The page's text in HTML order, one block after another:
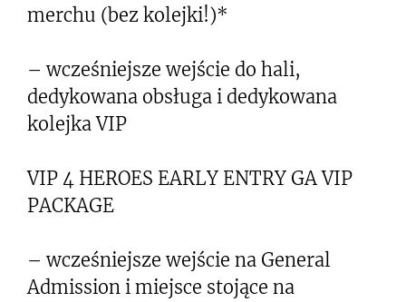
merchu (bez kolejki!)*
– wcześniejsze wejście do hali,
dedykowana obsługa i dedykowana
kolejka VIP
VIP 4 HEROES EARLY ENTRY GA VIP
PACKAGE
– wcześniejsze wejście na General
Admission i miejsce stojące na